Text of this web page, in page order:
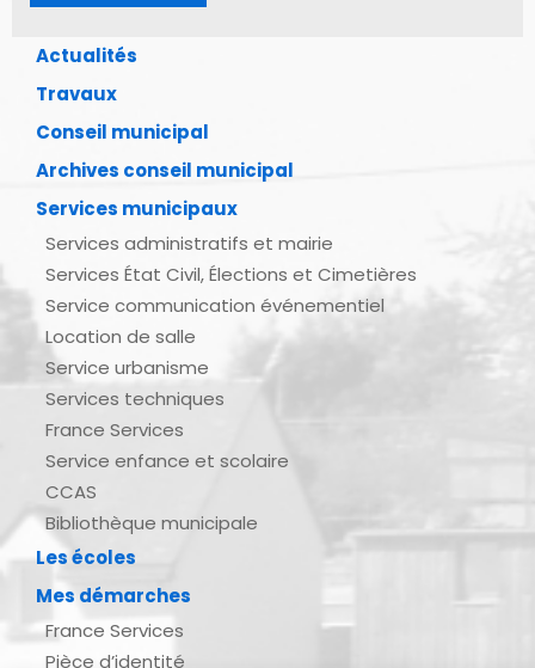
Actualités
Travaux
Conseil municipal
Archives conseil municipal
Services municipaux
Services administratifs et mairie
Services État Civil, Élections et Cimetières
Service communication événementiel
Location de salle
Service urbanisme
Services techniques
France Services
Service enfance et scolaire
CCAS
Bibliothèque municipale
Les écoles
Mes démarches
France Services
Pièce d’identité